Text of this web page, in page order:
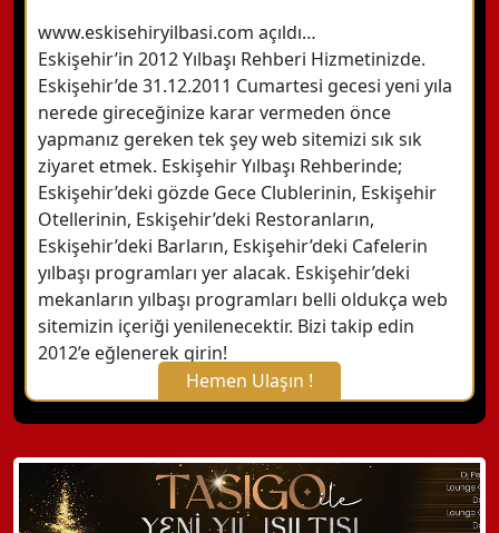
www.eskisehiryilbasi.com açıldı…
Eskişehir’in 2012 Yılbaşı Rehberi Hizmetinizde.
Eskişehir’de 31.12.2011 Cumartesi gecesi yeni yıla
nerede gireceğinize karar vermeden önce
yapmanız gereken tek şey web sitemizi sık sık
ziyaret etmek. Eskişehir Yılbaşı Rehberinde;
Eskişehir’deki gözde Gece Clublerinin, Eskişehir
Otellerinin, Eskişehir’deki Restoranların,
Eskişehir’deki Barların, Eskişehir’deki Cafelerin
yılbaşı programları yer alacak. Eskişehir’deki
mekanların yılbaşı programları belli oldukça web
sitemizin içeriği yenilenecektir. Bizi takip edin
2012’e eğlenerek girin!
Hemen Ulaşın !
X Kapat
WhatsApp ile Bilgi Alın